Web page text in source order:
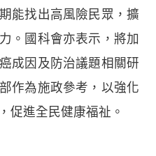
能找出高風險民眾，擴
。國科會亦表示，將加
成因及防治議題相關研
作為施政參考，以強化
促進全民健康福祉。